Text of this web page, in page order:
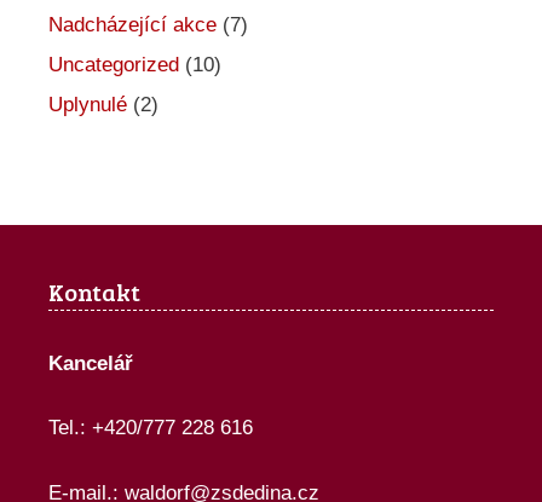
e
Nadcházející akce (7)
Uncategorized (10)
Uplynulé (2)
Kontakt
Kancelář
Tel.: +420/777 228 616
E-mail.: waldorf@zsdedina.cz